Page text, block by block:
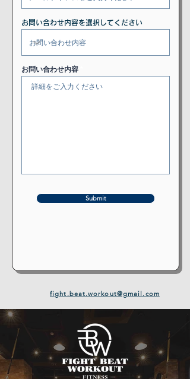
お問い合わせ内容を選択してください
お問い合わせ内容
Submit
fight.beat.workout@gmail.com